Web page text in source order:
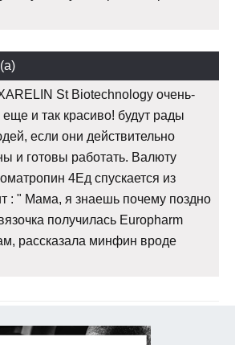
St Biotechnology очень-
еще и так красиво! будут рады
если они действительно
и готовы работать. Валюту
4Ед спускается из
: " Мама, я знаешь почему поздно
получилась Europharm
рассказала минфин вроде